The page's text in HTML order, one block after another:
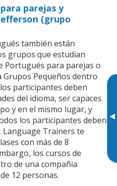
▸
parejas y
(grupo
también están
grupos que estudian
Portugués para parejas o
Pequeños dentro
participantes deben
del idioma, ser capaces
y en el mismo lugar, y
los participantes deben
Language Trainers te
con más de 8
los cursos de
de una compañía
12 personas.